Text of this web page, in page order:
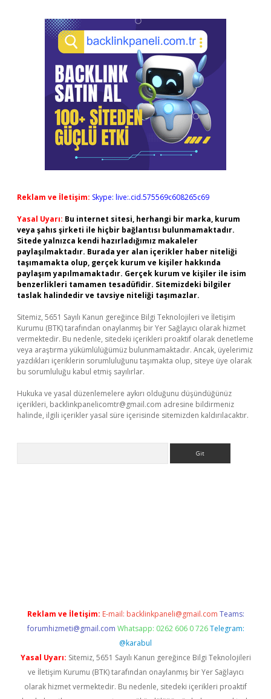
Reklam ve İletişim: Skype: live:.cid.575569c608265c69
Yasal Uyarı: Bu internet sitesi, herhangi bir marka, kurum
veya şahıs şirketi ile hiçbir bağlantısı bulunmamaktadır.
Sitede yalnızca kendi hazırladığımız makaleler
paylaşılmaktadır. Burada yer alan içerikler haber niteliği
taşımamakta olup, gerçek kurum ve kişiler hakkında
paylaşım yapılmamaktadır. Gerçek kurum ve kişiler ile isim
benzerlikleri tamamen tesadüfidir. Sitemizdeki bilgiler
taslak halindedir ve tavsiye niteliği taşımazlar.
Sitemiz, 5651 Sayılı Kanun gereğince Bilgi Teknolojileri ve İletişim
Kurumu (BTK) tarafından onaylanmış bir Yer Sağlayıcı olarak hizmet
vermektedir. Bu nedenle, sitedeki içerikleri proaktif olarak denetleme
veya araştırma yükümlülüğümüz bulunmamaktadır. Ancak, üyelerimiz
yazdıkları içeriklerin sorumluluğunu taşımakta olup, siteye üye olarak
bu sorumluluğu kabul etmiş sayılırlar.
Hukuka ve yasal düzenlemelere aykırı olduğunu düşündüğünüz
içerikleri, backlinkpanelicomtr@gmail.com adresine bildirmeniz
halinde, ilgili içerikler yasal süre içerisinde sitemizden kaldırılacaktır.
Reklam ve İletişim: E-mail: backlinkpaneli@gmail.com Teams:
forumhizmeti@gmail.com Whatsapp: 0262 606 0 726 Telegram:
@karabul
Yasal Uyarı: Sitemiz, 5651 Sayılı Kanun gereğince Bilgi Teknolojileri
ve İletişim Kurumu (BTK) tarafından onaylanmış bir Yer Sağlayıcı
olarak hizmet vermektedir. Bu nedenle, sitedeki içerikleri proaktif